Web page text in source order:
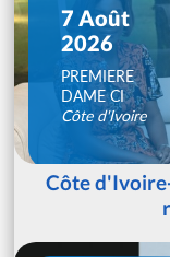
7 Août
2026
PREMIERE
DAME CI
Côte d'Ivoire
Côte